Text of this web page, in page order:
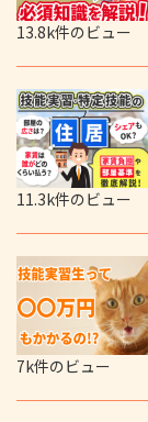
13.8k件のビュー
11.3k件のビュー
7k件のビュー